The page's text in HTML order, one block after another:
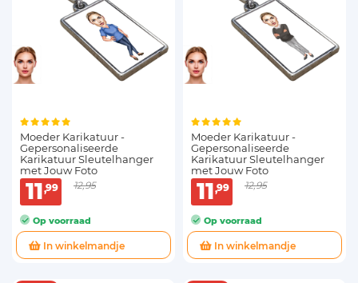
Moeder Karikatuur -
Gepersonaliseerde
Karikatuur Sleutelhanger
met Jouw Foto
11 99 12,95
Op voorraad
In winkelmandje
Moeder Karikatuur -
Gepersonaliseerde
Karikatuur Sleutelhanger
met Jouw Foto
11 99 12,95
Op voorraad
In winkelmandje